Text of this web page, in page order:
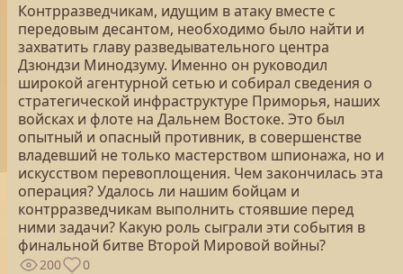
Контрразведчикам, идущим в атаку вместе с
передовым десантом, необходимо было найти и
захватить главу разведывательного центра
Дзюндзи Минодзуму. Именно он руководил
широкой агентурной сетью и собирал сведения о
стратегической инфраструктуре Приморья, наших
войсках и флоте на Дальнем Востоке. Это был
опытный и опасный противник, в совершенстве
владевший не только мастерством шпионажа, но и
искусством перевоплощения. Чем закончилась эта
операция? Удалось ли нашим бойцам и
контрразведчикам выполнить стоявшие перед
ними задачи? Какую роль сыграли эти события в
финальной битве Второй Мировой войны?
200 0